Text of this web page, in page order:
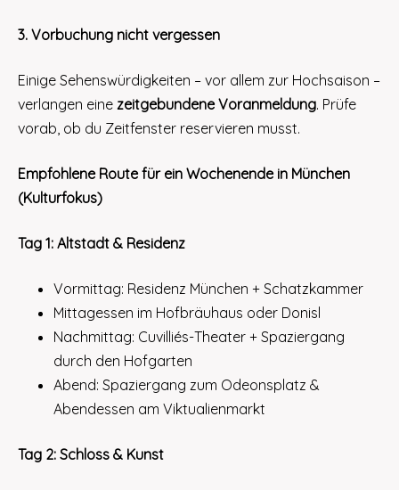
3. Vorbuchung nicht vergessen
Einige Sehenswürdigkeiten – vor allem zur Hochsaison –
verlangen eine zeitgebundene Voranmeldung. Prüfe
vorab, ob du Zeitfenster reservieren musst.
Empfohlene Route für ein Wochenende in München
(Kulturfokus)
Tag 1: Altstadt & Residenz
Vormittag: Residenz München + Schatzkammer
Mittagessen im Hofbräuhaus oder Donisl
Nachmittag: Cuvilliés-Theater + Spaziergang
durch den Hofgarten
Abend: Spaziergang zum Odeonsplatz &
Abendessen am Viktualienmarkt
Tag 2: Schloss & Kunst